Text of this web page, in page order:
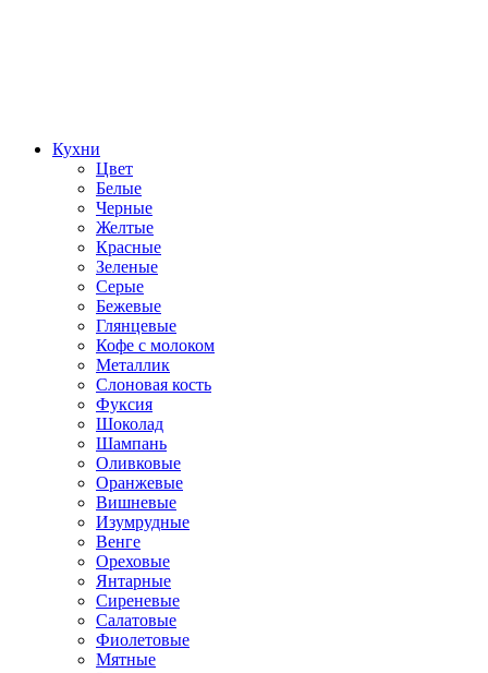
Кухни
Цвет
Белые
Черные
Желтые
Красные
Зеленые
Серые
Бежевые
Глянцевые
Кофе с молоком
Металлик
Слоновая кость
Фуксия
Шоколад
Шампань
Оливковые
Оранжевые
Вишневые
Изумрудные
Венге
Ореховые
Янтарные
Сиреневые
Салатовые
Фиолетовые
Мятные